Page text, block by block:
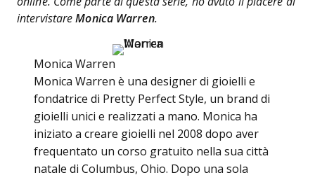
intervistareMonica Warren.
Monica Warren
Monica Warren è una designer di gioielli e
fondatrice di Pretty Perfect Style, un brand di
gioielli unici e realizzati a mano. Monica ha
iniziato a creare gioielli nel 2008 dopo aver
frequentato un corso gratuito nella sua città
natale di Columbus, Ohio. Dopo una sola